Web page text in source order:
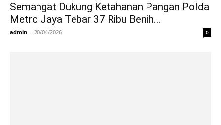
Semangat Dukung Ketahanan Pangan Polda
Metro Jaya Tebar 37 Ribu Benih...
admin - 20/04/2026 0